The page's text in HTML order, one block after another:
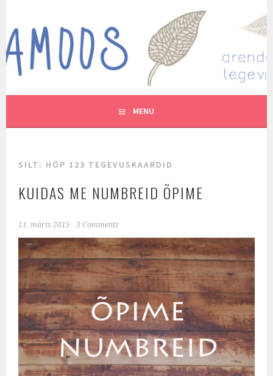
content
MUTUKAMOOS
ARENDAVAID TEGEVUSI LASTEGA
MENU
SILT: HÖP 123 TEGEVUSKAARDID
KUIDAS ME NUMBREID ÕPIME
11. märts 2015 3 Comments